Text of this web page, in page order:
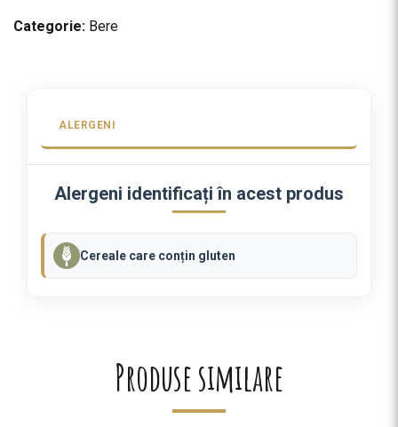
Categorie: Bere
ALERGENI
Alergeni identificați în acest produs
Cereale care conțin gluten
Produse similare